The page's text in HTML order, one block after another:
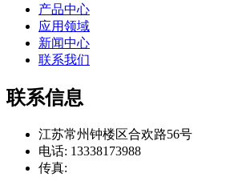
产品中心
应用领域
新闻中心
联系我们
联系信息
江苏常州钟楼区合欢路56号
电话: 13338173988
传真: